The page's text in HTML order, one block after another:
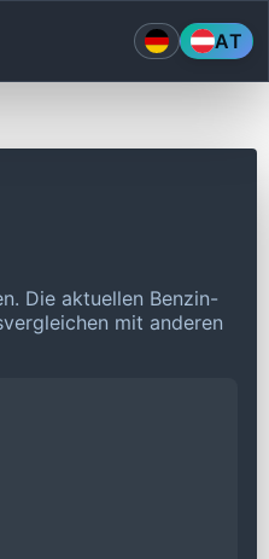
AT
Die aktuellen Benzin-
mit anderen